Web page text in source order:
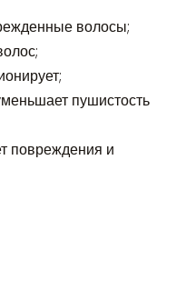
волосы;
пушистость
повреждения и